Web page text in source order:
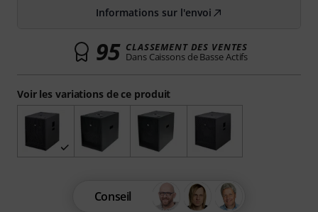
Voir les variations de ce produit
Informations sur l'envoi
95 CLASSEMENT DES VENTES
Dans Caissons de Basse Actifs
Conseil